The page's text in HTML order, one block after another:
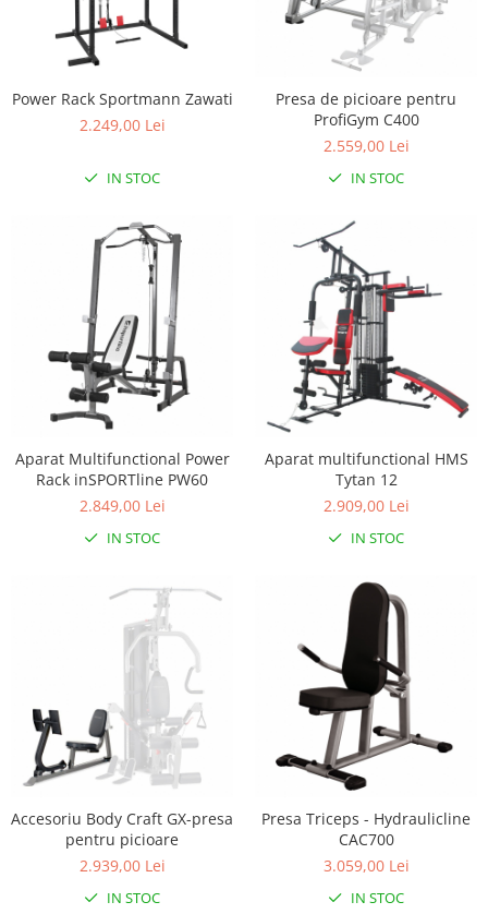
Power Rack Sportmann Zawati
2.249,00 Lei
IN STOC
Presa de picioare pentru
ProfiGym C400
2.559,00 Lei
IN STOC
Aparat Multifunctional Power
Rack inSPORTline PW60
2.849,00 Lei
IN STOC
Aparat multifunctional HMS
Tytan 12
2.909,00 Lei
IN STOC
Accesoriu Body Craft GX-presa
pentru picioare
2.939,00 Lei
IN STOC
Presa Triceps - Hydraulicline
CAC700
3.059,00 Lei
IN STOC